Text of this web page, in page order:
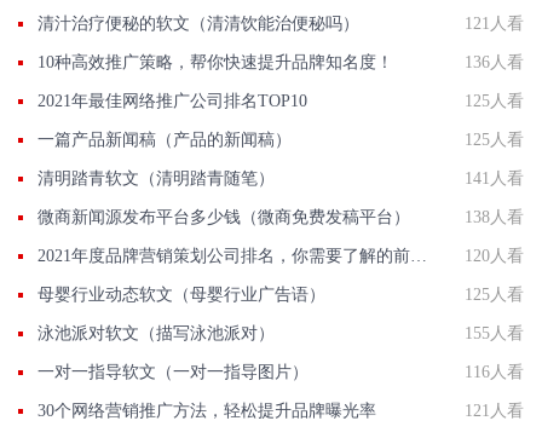
清汁治疗便秘的软文（清清饮能治便秘吗） 121人看
10种高效推广策略，帮你快速提升品牌知名度！ 136人看
2021年最佳网络推广公司排名TOP10 125人看
一篇产品新闻稿（产品的新闻稿） 125人看
清明踏青软文（清明踏青随笔） 141人看
微商新闻源发布平台多少钱（微商免费发稿平台） 138人看
2021年度品牌营销策划公司排名，你需要了解的前10强 120人看
母婴行业动态软文（母婴行业广告语） 125人看
泳池派对软文（描写泳池派对） 155人看
一对一指导软文（一对一指导图片） 116人看
30个网络营销推广方法，轻松提升品牌曝光率 121人看